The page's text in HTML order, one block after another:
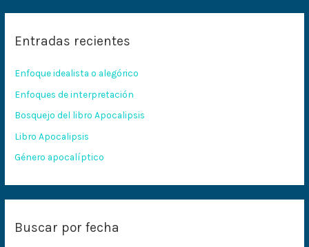
a
p
o
r
:
Entradas recientes
Enfoque idealista o alegórico
Enfoques de interpretación
Bosquejo del libro Apocalipsis
Libro Apocalipsis
Género apocalíptico
Buscar por fecha